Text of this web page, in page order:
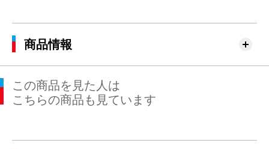
商品情報
この商品を見た人は
こちらの商品も見ています